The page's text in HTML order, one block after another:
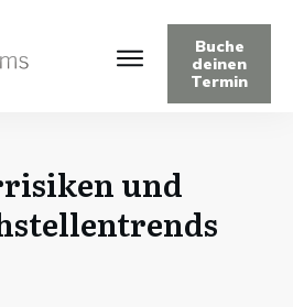
Buche
deinen
Termin
und